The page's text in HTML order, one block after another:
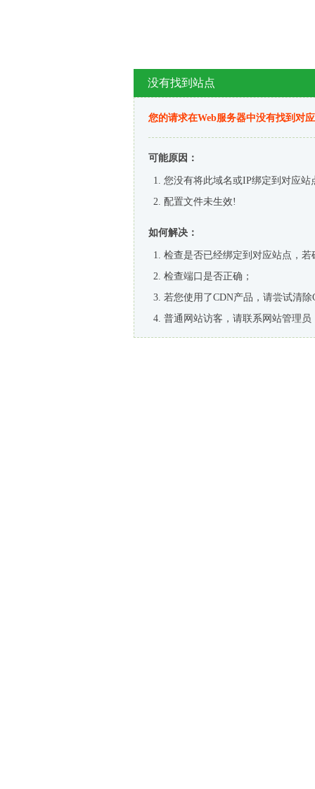
没有找到站点
您的请求在Web服务器中没有找到对
可能原因：
您没有将此域名或IP绑定到对应站
配置文件未生效!
如何解决：
检查是否已经绑定到对应站点，
检查端口是否正确；
若您使用了CDN产品，请尝试清除
普通网站访客，请联系网站管理员